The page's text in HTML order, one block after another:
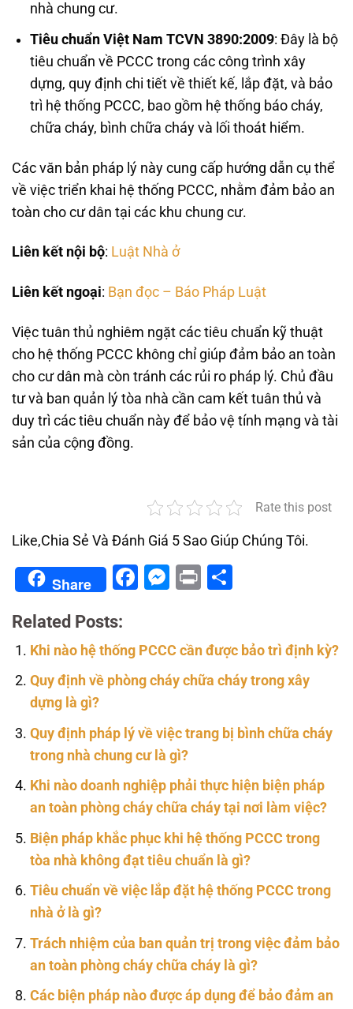
nhà chung cư.
Tiêu chuẩn Việt Nam TCVN 3890:2009: Đây là bộ
tiêu chuẩn về PCCC trong các công trình xây
dựng, quy định chi tiết về thiết kế, lắp đặt, và bảo
trì hệ thống PCCC, bao gồm hệ thống báo cháy,
chữa cháy, bình chữa cháy và lối thoát hiểm.
Các văn bản pháp lý này cung cấp hướng dẫn cụ thể
về việc triển khai hệ thống PCCC, nhằm đảm bảo an
toàn cho cư dân tại các khu chung cư.
Liên kết nội bộ: Luật Nhà ở
Liên kết ngoại: Bạn đọc – Báo Pháp Luật
Việc tuân thủ nghiêm ngặt các tiêu chuẩn kỹ thuật
cho hệ thống PCCC không chỉ giúp đảm bảo an toàn
cho cư dân mà còn tránh các rủi ro pháp lý. Chủ đầu
tư và ban quản lý tòa nhà cần cam kết tuân thủ và
duy trì các tiêu chuẩn này để bảo vệ tính mạng và tài
sản của cộng đồng.
Rate this post
Like,Chia Sẻ Và Đánh Giá 5 Sao Giúp Chúng Tôi.
Share Facebook
Messenger
Print
Related Posts:
Khi nào hệ thống PCCC cần được bảo trì định kỳ?
Quy định về phòng cháy chữa cháy trong xây
dựng là gì?
Quy định pháp lý về việc trang bị bình chữa cháy
trong nhà chung cư là gì?
Khi nào doanh nghiệp phải thực hiện biện pháp
an toàn phòng cháy chữa cháy tại nơi làm việc?
Biện pháp khắc phục khi hệ thống PCCC trong
tòa nhà không đạt tiêu chuẩn là gì?
Tiêu chuẩn về việc lắp đặt hệ thống PCCC trong
nhà ở là gì?
Trách nhiệm của ban quản trị trong việc đảm bảo
an toàn phòng cháy chữa cháy là gì?
Các biện pháp nào được áp dụng để bảo đảm an